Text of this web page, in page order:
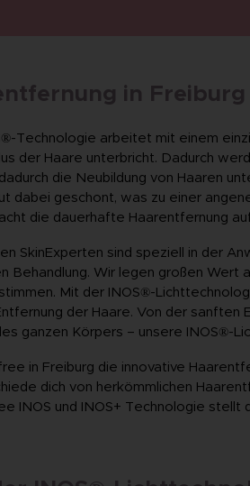
in
Technologie arbeitet mit einem
der Haare unterbricht. Dadurch
die Neubildung von Haaren
dabei geschont, was zu einer
die dauerhafte Haarentfernung
SkinExperten sind speziell in der
Behandlung. Wir legen großen
Mit der INOS®-
der Haare. Von der sanften
ganzen Körpers – unsere INOS®-
in Freiburg die innovative
dich von herkömmlichen
INOS und INOS+ Technologie